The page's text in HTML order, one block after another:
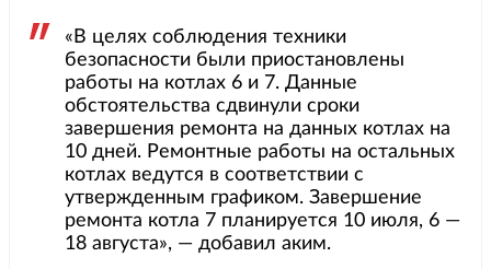
«В целях соблюдения техники
безопасности были приостановлены
работы на котлах 6 и 7. Данные
обстоятельства сдвинули сроки
завершения ремонта на данных котлах на
10 дней. Ремонтные работы на остальных
котлах ведутся в соответствии с
утвержденным графиком. Завершение
ремонта котла 7 планируется 10 июля, 6 —
18 августа», — добавил аким.